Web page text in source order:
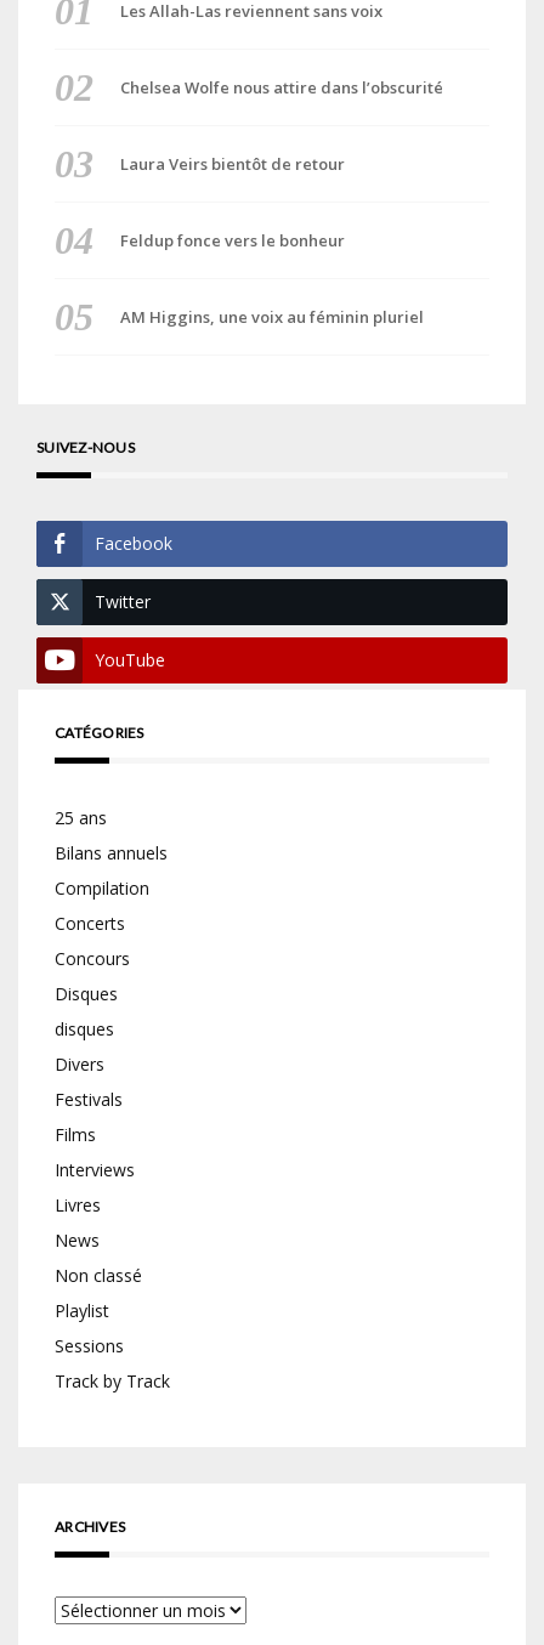
Les Allah-Las reviennent sans voix
Chelsea Wolfe nous attire dans l’obscurité
Laura Veirs bientôt de retour
Feldup fonce vers le bonheur
AM Higgins, une voix au féminin pluriel
SUIVEZ-NOUS
Facebook
Twitter
YouTube
CATÉGORIES
25 ans
Bilans annuels
Compilation
Concerts
Concours
Disques
disques
Divers
Festivals
Films
Interviews
Livres
News
Non classé
Playlist
Sessions
Track by Track
ARCHIVES
Archives